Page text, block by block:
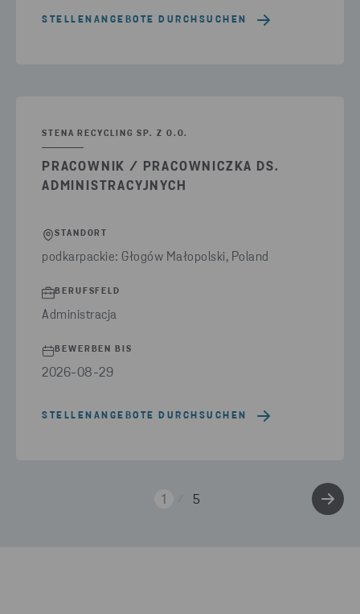
STELLENANGEBOTE DURCHSUCHEN
STENA RECYCLING SP. Z O.O.
PRACOWNIK / PRACOWNICZKA DS.
ADMINISTRACYJNYCH
STANDORT
podkarpackie: Głogów Małopolski, Poland
BERUFSFELD
Administracja
BEWERBEN BIS
2026-08-29
STELLENANGEBOTE DURCHSUCHEN
1 5